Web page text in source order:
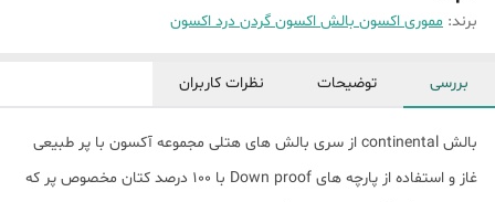
برند: مموری اکسون بالش اکسون گردن درد اکسون
بررسی توضیحات نظرات کاربران
بالش continental از سری بالش های هتلی مجموعه آکسون با پر طبیعی
غاز و استفاده از پارچه های Down proof با 100 درصد کتان مخصوص پر که